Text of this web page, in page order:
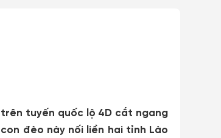
trên tuyến quốc lộ 4D cắt ngang
đèo này nối liền hai tỉnh Lào